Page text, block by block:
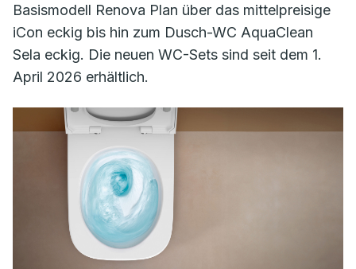
Basismodell Renova Plan über das mittelpreisige
iCon eckig bis hin zum Dusch-WC AquaClean
Sela eckig. Die neuen WC-Sets sind seit dem 1.
April 2026 erhältlich.